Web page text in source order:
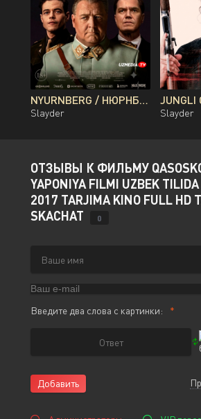
NYURNBERG / НЮРНБЕРГ / NUREMBERG PREMYERA UZBEK TILIDA O'ZBEKCHA 2026 TARJIMA KINO FULL HD TAS-IX SKACHAT
Slayder Slayder
ОТЗЫВЫ К ФИЛЬМУ
YAPONIYA FILMI UZBEK
2017 TARJIMA KINO FULL HD
SKACHAT
0
Введите два слова с картинки:
Добавить